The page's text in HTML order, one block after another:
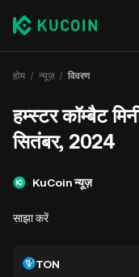
होम न्यूज़ विवरण
हम्स्टर कॉम्बैट
सितंबर, 2024
KuCoin न्यूज़
साझा करें
TON